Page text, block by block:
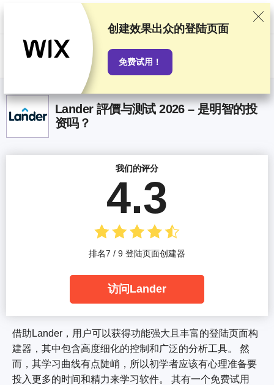
我们基于严格的测试和研究对服务提供商进行排名，同时也会考虑用户反
馈以及我们与提供商之间签订的商业协议。本页面包含联盟链接。
广告披
Lander 評價与测试 2026 – 是明智的投
资吗？
借助Lander，用户可以获得功能强大且丰富的登陆页面构
建器，其中包含高度细化的控制和广泛的分析工具。 然
而，其学习曲线有点陡峭，所以初学者应该有心理准备要
投入更多的时间和精力来学习软件。 其有一个免费试用
我们的评分
4.3
排名7 / 9 登陆页面创建器
访问Lander
创建效果出众的登陆页面
免费试用！